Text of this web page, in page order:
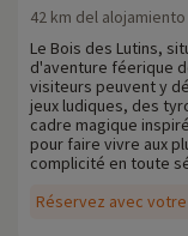
Réservez avec
42 km del alojamiento
Le Bois des Lutins,
d'aventure féerique
visiteurs peuvent y
jeux ludiques, des
cadre magique
pour faire vivre aux
complicité en toute